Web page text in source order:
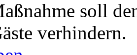
soll
verhindern.